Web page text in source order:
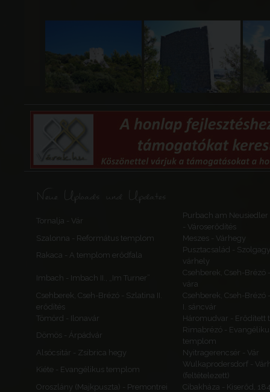
Neue Uploads und Updates
Tornalja - Vár
Purbach am Neusiedler
- Városerődítés
Szalonna - Református templom
Meszes - Várhegy
Rakaca - A templom erődfala
Pusztacsalád -
várhely
Imbach - Imbach II., „Im Turner”
Csehberek, Cseh-Brézó
vára
Csehberek, Cseh-Brézó - Szlatina II.
erődítés
Csehberek, Cseh-Brézó
I. sáncvár
Tömörd - Ilonavár
Háromudvar - Erődített
Dömös - Árpádvár
Rimabrézó -
templom
Alsócsitár - Zsibrica hegy
Nyitragerencsér - Vár
Kiéte - Evangélikus templom
Wulkaprodersdorf -
(feltételezett)
Oroszlány (Majkpuszta) - Premontrei
Cibakháza - Kiserőd,